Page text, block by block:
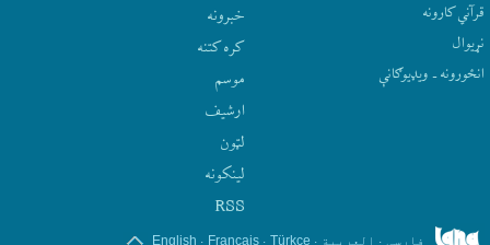
قرآني کارونه
نړيوال
انځورونه ـ ویډیوګانې
‫خبرونه
کره کتنه
موسم
ارشيف
لټون
لينکونه
RSS
فارسی . العربیة .
Türkçe
.
Français
.
English